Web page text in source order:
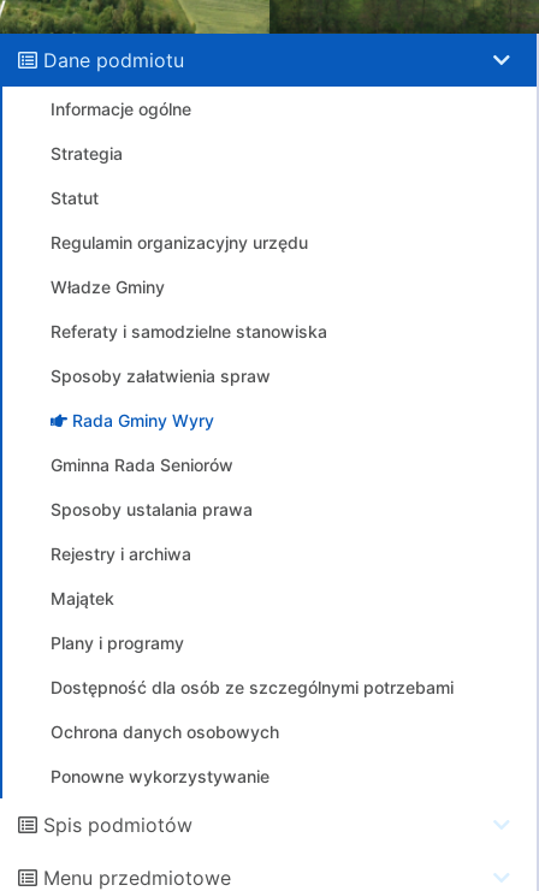
Dane podmiotu
Informacje ogólne
Strategia
Statut
Regulamin organizacyjny urzędu
Władze Gminy
Referaty i samodzielne stanowiska
Sposoby załatwienia spraw
Rada Gminy Wyry
Gminna Rada Seniorów
Sposoby ustalania prawa
Rejestry i archiwa
Majątek
Plany i programy
Dostępność dla osób ze szczególnymi potrzebami
Ochrona danych osobowych
Ponowne wykorzystywanie
Spis podmiotów
Menu przedmiotowe